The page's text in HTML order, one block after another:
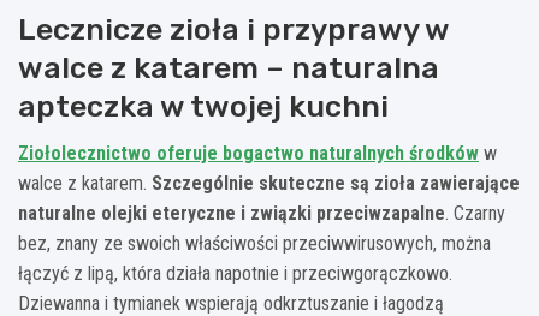
Lecznicze zioła i przyprawy w
walce z katarem – naturalna
apteczka w twojej kuchni
Ziołolecznictwo oferuje bogactwo naturalnych środków w
walce z katarem. Szczególnie skuteczne są zioła zawierające
naturalne olejki eteryczne i związki przeciwzapalne. Czarny
bez, znany ze swoich właściwości przeciwwirusowych, można
łączyć z lipą, która działa napotnie i przeciwgorączkowo.
Dziewanna i tymianek wspierają odkrztuszanie i łagodzą